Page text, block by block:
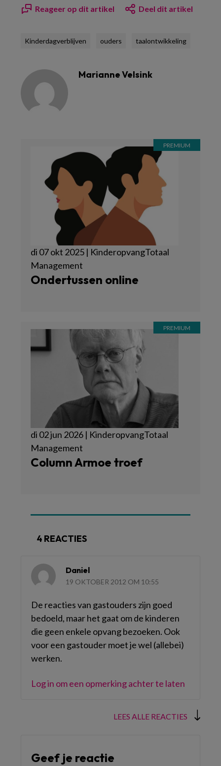
Reageer op dit artikel Deel dit artikel
Kinderdagverblijven ouders taalontwikkeling
Marianne Velsink
di 07 okt 2025 | KinderopvangTotaal
Management
Ondertussen online
di 02 jun 2026 | KinderopvangTotaal
Management
Column Armoe troef
4 REACTIES
Daniel
19 OKTOBER 2012 OM 10:55
De reacties van gastouders zijn goed
bedoeld, maar het gaat om de kinderen
die geen enkele opvang bezoeken. Ook
voor een gastouder moet je wel (allebei)
werken.
Log in om een opmerking achter te laten
LEES ALLE REACTIES
Geef je reactie